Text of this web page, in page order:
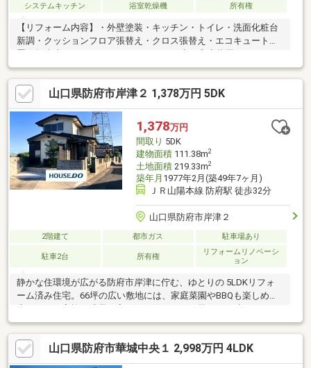
システムキッチン
浴室乾燥機 所有権
【リフォーム内容】・外壁塗装・キッチン・トイレ・洗面化粧台
新調・クッションフロア張替え・クロス張替え・エコキュート設
できちゃう！・２階にはお部屋が３室あるのも自慢のひとつ！☆
建物おすすめポイント・キッチン・洗面台・トイレ全てリフォー
ム済みで最新♪・２階のベランダからの日当たり抜群！立地おすす
めポイント・マックスバリューイオンタウン防府店まで徒歩１３
分・ニトリ防府店まで徒歩８分・アルク牟礼店まで徒歩１９分・
防府市立牟礼南小学校まで徒歩１６分・防府市立国府中学校まで
徒歩９分
山口県防府市岸津２ 1,378万円 5DK
1,378万円
間取り 5DK
建物面積111.38m2
土地面積219.33m2
築年月 1977年2月(築49年7ヶ月)
ＪＲ山陽本線 防府駅 徒歩32分
山口県防府市岸津２
2階建て 都市ガス 駐車場あり
駐車2台 所有権
リフォームリノベーシ
ョン
静かな住環境が広がる防府市岸津に佇む、ゆとりの 5LDKリフォ
ーム済み住宅。66坪の広い敷地には、家庭菜園やBBQも楽しめる
キッチンや水まわりは新調され、エコキュートも搭載で毎日が快
適。駐車は2台可能で、車中心の生活にも便利です。マックスバリ
ューやニトリが徒歩圏内に揃い、日々の買い物もスムーズ。落ち
着いた住環境と生活利便性を両立した、家族の“これから”にちょ
山口県防府市華城中央１ 2,998万円 4LDK